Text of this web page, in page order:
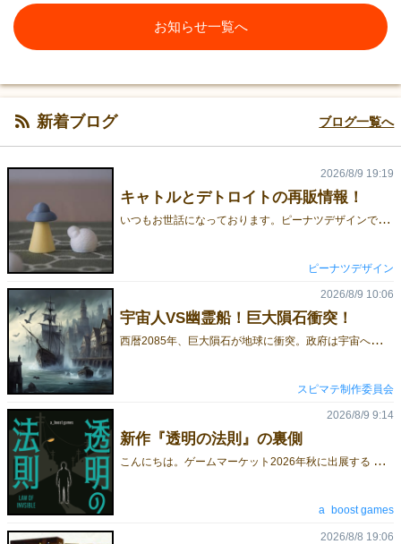
お知らせ一覧へ
新着ブログ ブログ一覧へ
キャトルとデトロイトの再販情報！
い
つもお世話になっております。ピーナツデザインです。少し在庫切れになっていたCATTLEキャトルとDETROITでトロイトの再販が開始しました！下記の三箇所でご購入いただけます。ピーナツデザイン直販サイト追加のコマや大ストレイなんかも買えます。たくさん買うと送料無料です。発送は遅めだけどコメントくれたら急ぎます。ボドゲーマたくさん他にもボードゲームが売ってるのでまとめて買いやすいですね。Amazon送料込みのなのでちょっと高いです。すぐ届きます。商品の説明は下記と直販サイトをご参照ください。CATTLE キャトルはるか宇宙からやってきた飛行物体。 地球の羊を誘拐したいと考えています。 しかし燃料がたりません。 羊は1匹しか誘拐できないし、群れの羊は飛び越えることもできません。 飛行物体は羊を誘拐できるのでしょうか。 プレイヤーは飛行物体と羊に分かれて遊びます。 飛行物体は、羊を3匹誘拐したら勝利。羊は飛行物体を包囲して動けなくすれば勝利。 飛行物体と羊、2つの遊び方で遊べる、非対称の2人用アブストラクトゲームです。 DETROIT デトロイトあなたは車工場の生産管理者です。 ただしこの工場の生産ラインはぐちゃぐちゃ。 同じ生産ラインに他の車の部品も流れてきます。 自分の車をうまく組み立てながら、相手より先に車を納車しましょう。 プレイヤーは各手番でダイスの代わりに三角コーンを振って、部品を動かします。自分の車をうまく組み立て、相手の車を壊しましょう。 期待値と最適手を考えた人が勝てる戦略的な2人用ゲームです。ゲムマ秋まで時間もないですが、引き続きよろしくお願いします！秋向けの情報もどんどん出していきます！
2026/8/9 19:19
ピーナツデザイン
宇宙人VS幽霊船！巨大隕石衝突！
西
暦2085年、巨大隕石が地球に衝突。政府は宇宙へ逃亡し、人類は見捨てられた。隕石の衝撃で海面は急上昇し、大地の大半が水没。文明は崩壊し、地球は滅亡の淵に立たされた。しかし、海に取り残された旧時代の軍艦とわずかな兵士たちは、最後まで戦うことを決意する。だが、その矢先、宇宙人の攻撃が激化。隕石はただの天災ではなく、彼らが地球を滅ぼすために送り込んだ兵器だった。圧倒的な戦力差に、人類は絶望的な状況へ追い込まれる。だがその時、深い海の底から幽霊船が浮上する。かつて戦場で散った亡霊たちが、今、人類のために立ち上がったのだ。見捨てられた軍隊と亡霊たちが共闘し、地球の未来をかけた最後の戦いが始まる！「地球滅亡の危機！宇宙人の侵略に、幽霊船が立ち向かう！『バンババン』で、壮絶な2人対戦を体験せよ！」このゲームは、西暦2085年を舞台に、巨大隕石の衝突によって崩壊寸前の地球で、宇宙人と幽霊船が激突するという壮大なストーリーが展開されます。プレイヤーは、宇宙人サイドと地球防衛サイドに分かれ、戦略を駆使して勝利を目指します。プレイ時間は15〜25分、対象年齢は13歳以上。このゲームは、一度遊んで終わりではなく、宇宙人側は「隕石を何ターン目に地球に落とすか。」、それを受けて幽霊船側（地球防衛サイド）はどのゴーストシップLV2を出すか。何ターン目にゴーストシップを出すかに戦略のポイントがあります。プレイするたびに新しい発見があり、毎回楽しめると思います。また、前作のhunting v s dragon、転生ビフォーアフター、旧スピマテシリーズを拡張パックとして組み合わせることも出来ます。 通販サイトバンババン〜巨大隕石衝突！宇宙人vs幽霊船〜｜ボードゲーム通販
2026/8/9 10:06
スピマテ制作委員会
新作『透明の法則』の裏側
こ
んにちは。ゲームマーケット2026年秋に出展する a_boost gamesです。こちらのブログスペースをお借りして、頒布予定の新作『透明の法則』における、よしなしごとをご紹介できればと思います。 ゲーム紹介ページ：https://gamemarket.jp/game/188719予約フォーム：https://forms.gle/XNc4V93Qm42qhgYt8今回は、「なぜ、透明人間を追うゲームを作ったのか」、「どうして透明人間を題材にしたのか」について、少しだけお話しできればと思います。●素朴なはじまりと、発想のジャンプはじまりは「怪盗を追うゲームを作ろう」「今まで二人対戦のゲームをつくったことがなかったのでつくってみよう！」と、素朴なスタートでした。逃げる怪盗と、それを追う警察。その関係だけでも悪くはないのですが、とはいえ、もう一歩ほしいなぁと感じていました。そこで出てきたのが、透明人間。怪盗という姿がはっきりイメージできる者を追うのではなく、「見えない存在」を追う。それだけで、同じ追跡ゲームなのに、まったく別の体験になる気がしました。●透明人間という存在が、ゲームのデザインを変えていく透明人間の登場から、このゲームの形がくっきりしてきます。たとえば、透明人間には、いざというときに透明になる力があるとすることで、一発逆転、危機を脱出する固有のスキル「透明化」が生まれました。また、「見えない存在なんだから、そこに“見えている”のはおかしいのではないか」と思い立ちます。だから、警察は特定のマス目を１つずつ探すようなアクションだけではなく、まず包囲網をつくって、透明人間を囲っていくべきだと。そして見えない者を追っている、見えない者に迫っているという感覚を得られるようにしたいなと、デザインができあがっていきました。●世界観のお手本は、江戸川乱歩さんもうひとつ、この作品で大事にしたかったのは、空気感や雰囲気です。江戸川乱歩さんの少年探偵シリーズのような物語を意識していました。そこで、「大正115」年という、現代なのだけど、どこかレトロな時間軸を感じさせる設定にしてみました。『透明の法則』というタイトルも、物語性を感じさせるような、小説のタイトルのような名前にしたかった。また「法則」という言葉には、ただ追いかけるのではなく、残された痕跡から何か文脈を読み取っていく、そんな静かな推理のイメージを重ねています。ちなみにパッケージも、ひとつの物語を開けるような感覚になるように、自分たちなりに工夫してみました。今後、少しずつ公開していく予定ですので、よろしければ楽しみにしていてください。『透明の法則』におけるゲーム詳細や予約は以下よりご覧ください。ゲーム紹介ページ：https://gamemarket.jp/game/188719予約フォーム：https://forms.gle/XNc4V93Qm42qhgYt8
2026/8/9 9:14
a_boost games
2026/8/8 19:06